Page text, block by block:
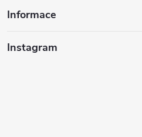
Informace
Instagram